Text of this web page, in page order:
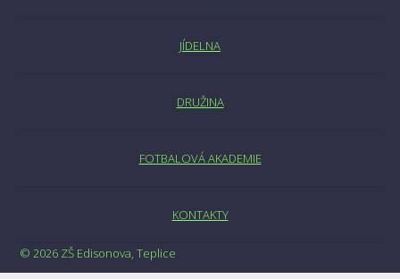
JÍDELNA
DRUŽINA
FOTBALOVÁ AKADEMIE
KONTAKTY
© 2026 ZŠ Edisonova, Teplice